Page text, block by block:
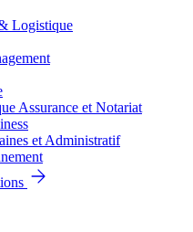
Logistique
Assurance et Notariat
et Administratif